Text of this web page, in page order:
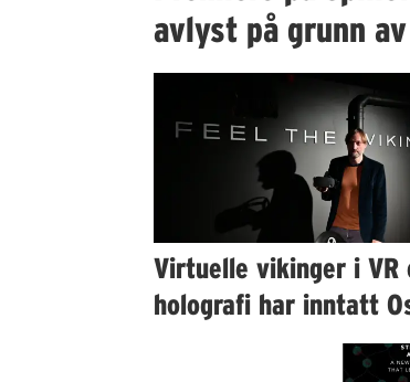
avlyst på grunn
Virtuelle vikinger i VR
holografi har inntatt